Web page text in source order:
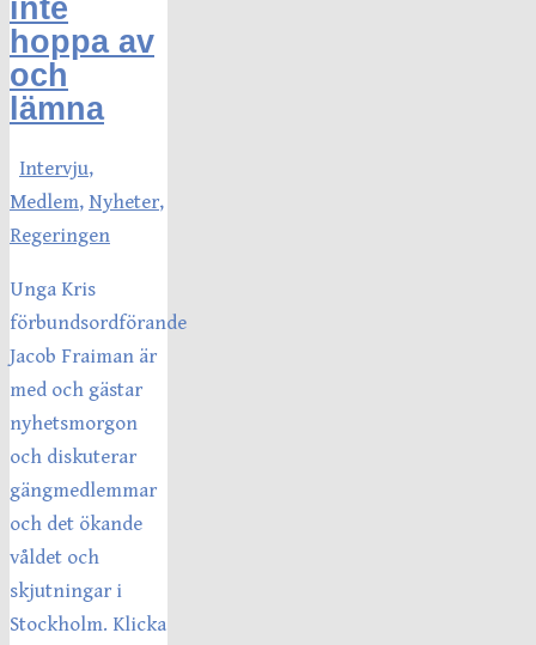
inte
hoppa av
och
lämna
Intervju,
Medlem, Nyheter,
Regeringen
Unga Kris
förbundsordförande
Jacob Fraiman är
med och gästar
nyhetsmorgon
och diskuterar
gängmedlemmar
och det ökande
våldet och
skjutningar i
Stockholm. Klicka